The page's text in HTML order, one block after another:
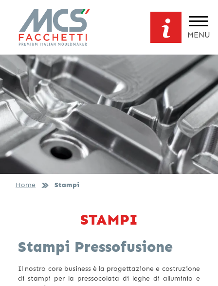
MENU
Home Stampi
STAMPI
Stampi Pressofusione
Il nostro core business è la progettazione e costruzione
di stampi per la pressocolata di leghe di alluminio e